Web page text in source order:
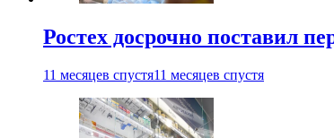
Ростех досрочно поставил
11 месяцев спустя11 месяцев спустя